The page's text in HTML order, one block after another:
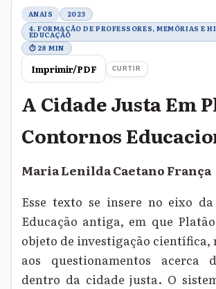
Metadados do trabalho
ANAIS
2023
4. FORMAÇÃO DE PROFESSORES, MEMÓRIAS E
EDUCAÇÃO
⏱ 28 MIN
Imprimir/PDF CURTIR
A Cidade Justa Em
Contornos
Maria Lenilda Caetano França
Esse texto se insere no eixo
Educação antiga, em que
objeto de investigação científica,
aos questionamentos acerca
dentro da cidade justa. O